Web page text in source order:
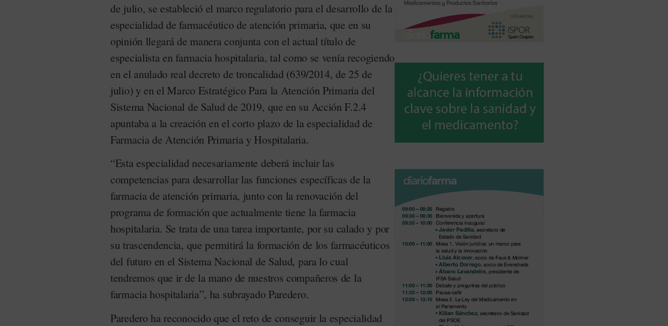
de julio, se estableció el marco regulatorio para el desarrollo de la
especialidad de farmacéutico de atención primaria, que en su
opinión llegará de manera conjunta con el actual título de
especialista en farmacia hospitalaria, tal como se venía recogiendo
en el anulado real decreto de troncalidad (639/2014, de 25 de
julio) y en el Marco Estratégico Para la Atención Primaria del
Sistema Nacional de Salud de 2019, que en su Acción F.2.4
apuntaba a la creación en el corto plazo de la especialidad de
Farmacia de Atención Primaria y Hospitalaria.
“Esta especialidad necesariamente deberá incluir las
competencias para desarrollar las funciones específicas de la
farmacia de atención primaria, junto con la renovación del
programa de formación que actualmente tiene la farmacia
hospitalaria. Se trata de una tarea importante, por su calado y por
su trascendencia, que permitirá la formación de los farmacéuticos
del futuro en el Sistema Nacional de Salud, para lo cual
tendremos que ir de la mano de nuestros compañeros de la
farmacia hospitalaria”, ha subrayado Paredero.
Paredero ha reconocido que el reto de conseguir la especialidad